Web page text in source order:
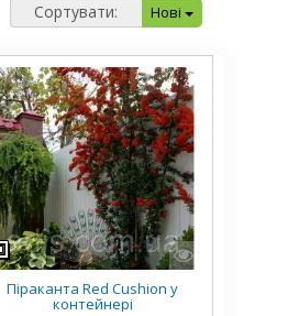
Сортувати: Нові
Піраканта Red Cushion у
контейнері